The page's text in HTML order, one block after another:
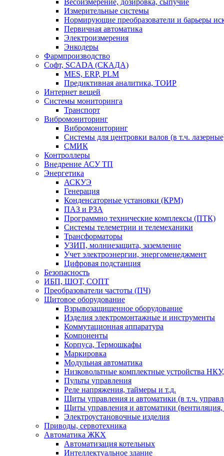
Весоизмерение, дозировка, сыпучие
Измерительные системы
Нормирующие преобразователи и барьеры
Первичная автоматика
Электроизмерения
Энкодеры
Фармпроизводство
Софт, SCADA (СКАДА)
MES, ERP, PLM
Предиктивная аналитика, ТОИР
Интернет вещей
Системы мониторинга
Транспорт
Вибромониторинг
Вибромониторинг
Системы для центровки валов (в т.ч.
СМИК
Контроллеры
Внедрение АСУ ТП
Энергетика
АСКУЭ
Генерация
Конденсаторные установки (КРМ)
ПАЗ и РЗА
Программно технические комплексы (ПТК)
Системы телеметрии и телемеханики
Трансформаторы
УЗИП, молниезащита, заземление
Учет электроэнергии, энергоменеджмент
Цифровая подстанция
Безопасность
ИБП, ШОТ, СОПТ
Преобразователи частоты (ПЧ)
Щитовое оборудование
Взрывозащищенное оборудование
Изделия электромонтажные и инструменты
Коммутационная аппаратура
Компоненты
Корпуса, Термошкафы
Маркировка
Модульная автоматика
Низковольтные комплектные устройства
Пульты управления
Реле напряжения, таймеры и т.д.
Щиты управления и автоматики (в т.ч.
Щиты управления и автоматики (вентиляция,
Электроустановочные изделия
Приводы, сервотехника
Автоматика ЖКХ
Автоматизация котельных
Интеллектуальное здание